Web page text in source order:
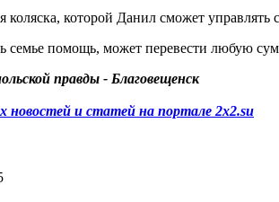
которой Данил сможет управлять
семье помощь, может перевести любую
правды - Благовещенск
новостей и статей на портале 2x2.su